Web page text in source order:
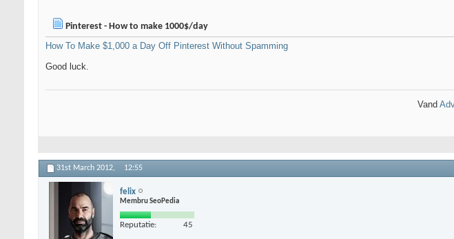
Pinterest - How to make 1000$/day
How To Make $1,000 a Day Off Pinterest Without Spamming
Good luck.
Vand
31st March 2012, 12:55
felix
Membru SeoPedia
Reputatie: 45